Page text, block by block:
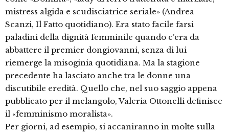
mistress algida e scudisciatrice seriale» (Andrea
Scanzi, Il Fatto quotidiano). Era stato facile farsi
paladini della dignità femminile quando c’era da
abbattere il premier dongiovanni, senza di lui
riemerge la misoginia quotidiana. Ma la stagione
precedente ha lasciato anche tra le donne una
discutibile eredità. Quello che, nel suo saggio appena
pubblicato per il melangolo, Valeria Ottonelli definisce
il «femminismo moralista».
Per giorni, ad esempio, si accaniranno in molte sulla